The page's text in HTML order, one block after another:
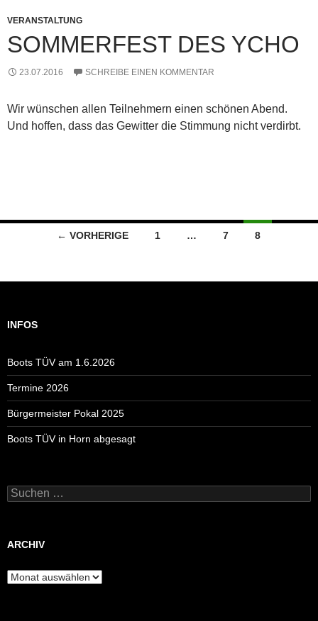
VERANSTALTUNG
SOMMERFEST DES YCHO
23.07.2016 SCHREIBE EINEN KOMMENTAR
Wir wünschen allen Teilnehmern einen schönen Abend.
Und hoffen, dass das Gewitter die Stimmung nicht verdirbt.
Beitragsnavigation
← VORHERIGE 1 … 7 8
INFOS
Boots TÜV am 1.6.2026
Termine 2026
Bürgermeister Pokal 2025
Boots TÜV in Horn abgesagt
Suchen
nach:
ARCHIV
Archiv